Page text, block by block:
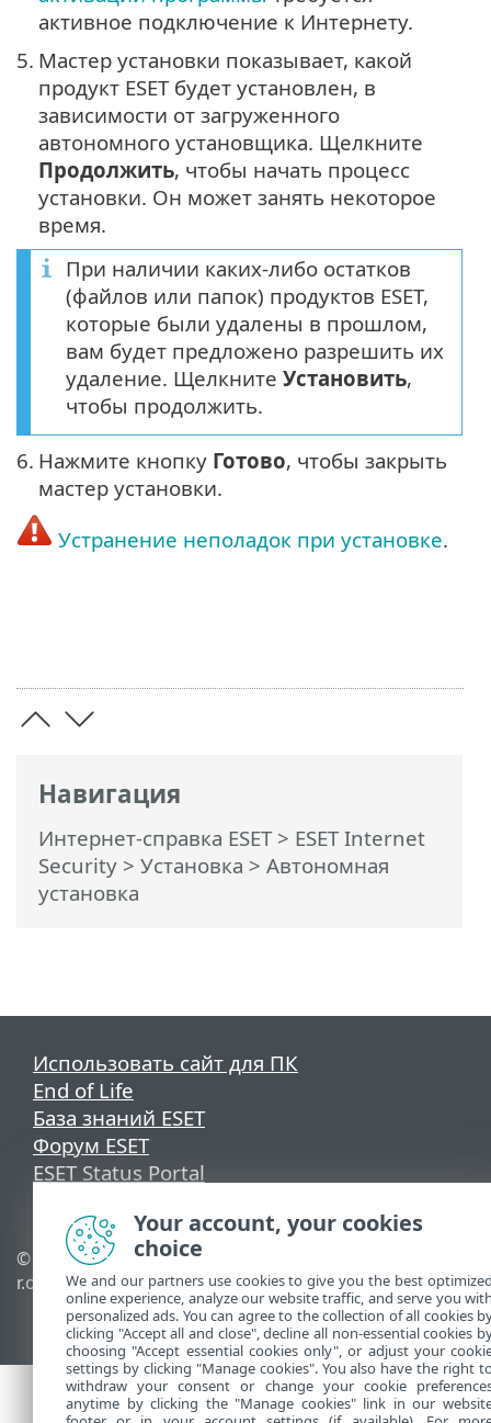
Навигация
Интернет-справка ESET> ESET Internet
Security > Установка > Автономная
установка
активное подключение к Интернету.
5. Мастер установки показывает, какой
продукт ESET будет установлен, в
зависимости от загруженного
автономного установщика. Щелкните
Продолжить, чтобы начать процесс
установки. Он может занять некоторое
время.
При наличии каких-либо остатков
(файлов или папок) продуктов ESET,
которые были удалены в прошлом,
вам будет предложено разрешить их
удаление. Щелкните Установить,
чтобы продолжить.
6. Нажмите кнопку Готово, чтобы закрыть
мастер установки.
Устранение неполадок при установке.
Использовать сайт для ПК
End of Life
База знаний ESET
Форум ESET
ESET Status Portal
© 1992 - 2025 ESET, spol. s
r.o. - Все права защищены.
cookie
Политика в отношении
файлов cookie
Your account, your cookies
choice
We and our partners use cookies to give you the best
online experience, analyze our website traffic, and serve you
personalized ads. You can agree to the collection of all cookies
clicking "Accept all and close", decline all non-essential cookies
choosing "Accept essential cookies only", or adjust your
settings by clicking "Manage cookies". You also have the right
withdraw your consent or change your cookie
anytime by clicking the "Manage cookies" link in our